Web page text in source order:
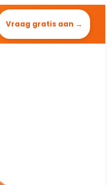
Vraag gratis aan →